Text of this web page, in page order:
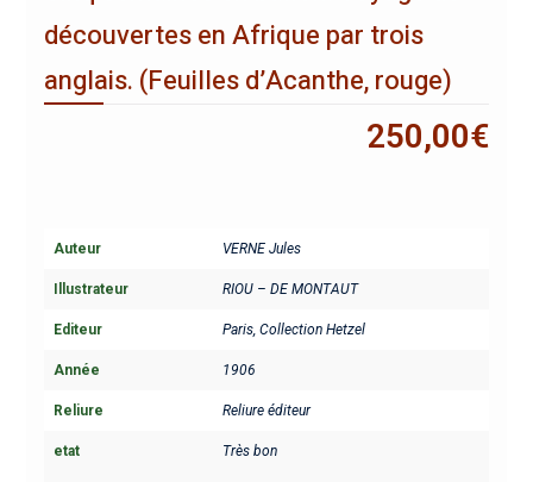
découvertes en Afrique par trois
anglais. (Feuilles d’Acanthe, rouge)
250,00€
Auteur VERNE Jules
Illustrateur RIOU – DE MONTAUT
Editeur Paris, Collection Hetzel
Année 1906
Reliure Reliure éditeur
etat Très bon